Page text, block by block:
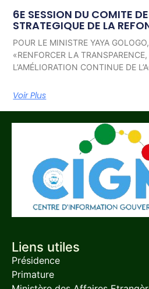
6E SESSION DU COMITE
STRATEGIQUE DE LA
POUR LE MINISTRE YAYA
«RENFORCER LA
L’AMÉLIORATION CONTINUE DE
Voir Plus
Liens utiles
Présidence
Primature